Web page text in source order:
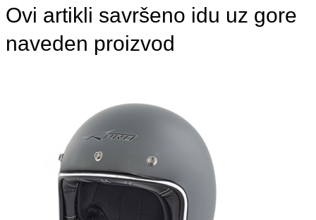
Ovi artikli savršeno idu uz gore
naveden proizvod